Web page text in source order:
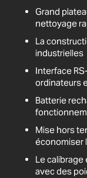
Grand
nettoyage
La
industrielles
Interface
ordinateurs
Batterie
Mise hors
économiser
Le
avec des